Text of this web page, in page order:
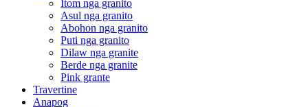
Itom nga granito
Asul nga granito
Abohon nga granito
Puti nga granito
Dilaw nga granite
Berde nga granite
Pink grante
Travertine
Anapog